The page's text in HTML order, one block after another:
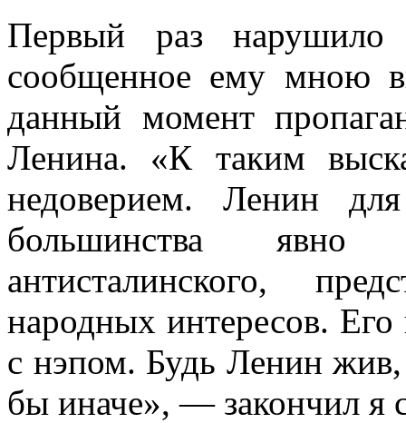
Первый раз нарушило
сообщенное ему мною
данный момент
Ленина. «К таким
недоверием. Ле­нин для
большинства явно
антисталинского,
народных интересов.
с нэпом. Будь Ленин
бы иначе», — закончил я